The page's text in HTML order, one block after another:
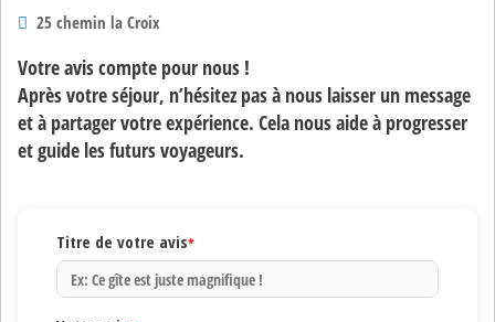
25 chemin la Croix
Votre avis compte pour nous !
Après votre séjour, n’hésitez pas à nous laisser un message
et à partager votre expérience. Cela nous aide à progresser
et guide les futurs voyageurs.
Titre de votre avis*